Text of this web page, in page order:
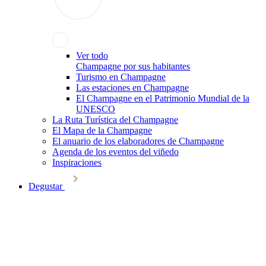
Ver todo
Champagne por sus habitantes
Turismo en Champagne
Las estaciones en Champagne
El Champagne en el Patrimonio Mundial de la
UNESCO
La Ruta Turística del Champagne
El Mapa de la Champagne
El anuario de los elaboradores de Champagne
Agenda de los eventos del viñedo
Inspiraciones
Degustar